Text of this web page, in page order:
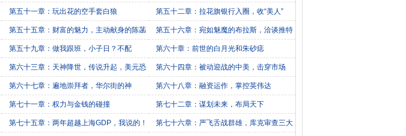
第五十一章：玩出花的空手套白狼 第五十二章：拉花旗银行入圈，收“美人”
第五十五章：财富的魅力，主动献身的陈菡 第五十六章：宛如魅魔的布拉斯，洽谈推特
第五十九章：做我跟班，小子日？不配 第六十章：前世的白月光和朱砂痣
第六十三章：天神降世，传说升起，美元恐 第六十四章：被动迎战的中美，击穿市场
第六十七章：遍地崇拜者，华尔街的神 第六十八章：融资运作，掌控英伟达
第七十一章：权力与金钱的碰撞 第七十二章：谋划未来，布局天下
第七十五章：两年超越上海GDP，我说的！ 第七十六章：严飞舌战群雄，库克审查三大